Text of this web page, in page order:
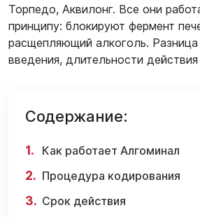
Торпедо, Аквилонг. Все они
принципу: блокируют фермент
расщепляющий алкоголь.
введения, длительности
Содержание:
Как работает Алгоминал
Процедура кодирования
Срок действия